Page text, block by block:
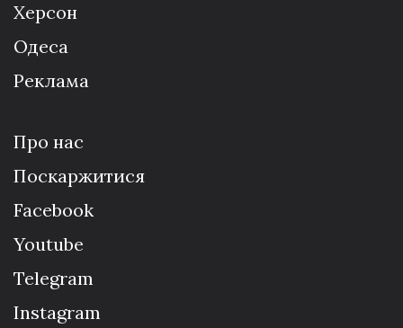
Херсон
Одеса
Реклама
Про нас
Поскаржитися
Facebook
Youtube
Telegram
Instagram